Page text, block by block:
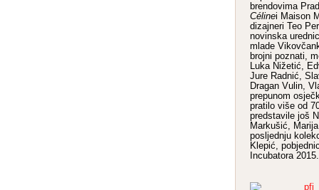
brendovima
Célinei Maison
dizajneri Teo
novinska
mlade
brojni poznati,
Luka Nižetić,
Jure Radnić,
Dragan Vulin,
prepunom
pratilo više od
predstavile još
Markušić,
posljednju
Klepić,
Incubatora 2015.